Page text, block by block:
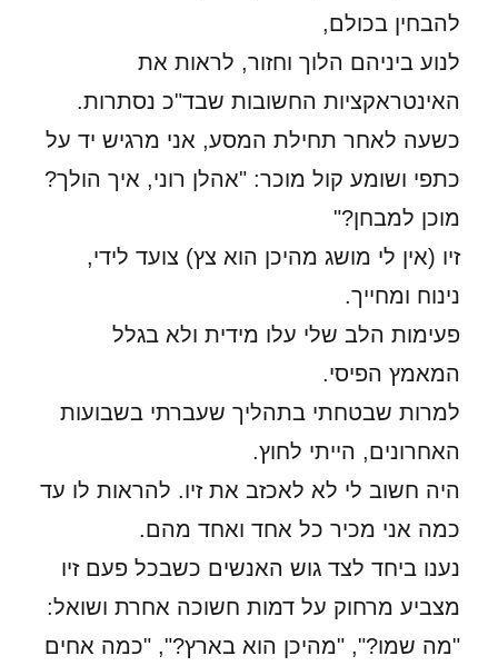
להבחין בכולם,
לנוע ביניהם הלוך וחזור, לראות את
האינטראקציות החשובות שבד"כ נסתרות.
כשעה לאחר תחילת המסע, אני מרגיש יד על
כתפי ושומע קול מוכר: "אהלן רוני, איך הולך?
מוכן למבחן?"
זיו (אין לי מושג מהיכן הוא צץ) צועד לידי,
נינוח ומחייך.
פעימות הלב שלי עלו מידית ולא בגלל
המאמץ הפיסי.
למרות שבטחתי בתהליך שעברתי בשבועות
האחרונים, הייתי לחוץ.
היה חשוב לי לא לאכזב את זיו. להראות לו עד
כמה אני מכיר כל אחד ואחד מהם.
נענו ביחד לצד גוש האנשים כשבכל פעם זיו
מצביע מרחוק על דמות חשוכה אחרת ושואל:
"מה שמו?", "מהיכן הוא בארץ?", "כמה אחים